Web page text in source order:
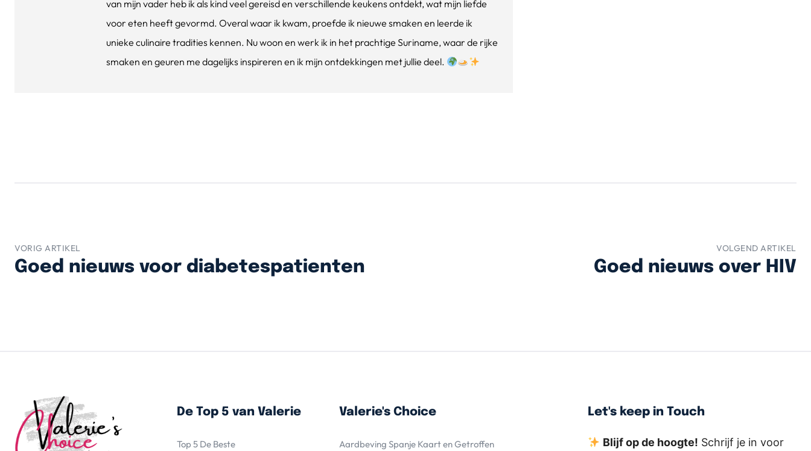
van mijn vader heb ik als kind veel gereisd en verschillende keukens ontdekt, wat mijn liefde
voor eten heeft gevormd. Overal waar ik kwam, proefde ik nieuwe smaken en leerde ik
unieke culinaire tradities kennen. Nu woon en werk ik in het prachtige Suriname, waar de rijke
smaken en geuren me dagelijks inspireren en ik mijn ontdekkingen met jullie deel.
VORIG ARTIKEL
Goed nieuws voor diabetespatienten
VOLGEND ARTIKEL
Goed nieuws over HIV
De Top 5 van Valerie
Top 5 De Beste
Valerie's Choice
Aardbeving Spanje Kaart en Getroffen
Let's keep in Touch
Blijf op de hoogte! Schrijf je in voor